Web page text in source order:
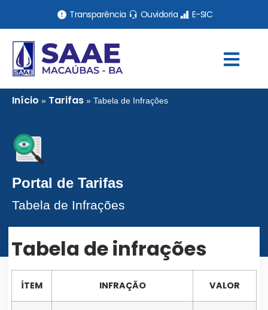
Transparência Ouvidoria E-SIC
Início » Tarifas » Tabela de Infrações
Portal de Tarifas
Tabela de Infrações
Tabela de infrações
ÍTEM INFRAÇÃO VALOR